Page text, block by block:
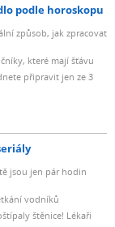
podle horoskopu
způsob, jak zpracovat
které mají šťávu
připravit jen ze 3
jsou jen pár hodin
vodníků
štěnice! Lékaři